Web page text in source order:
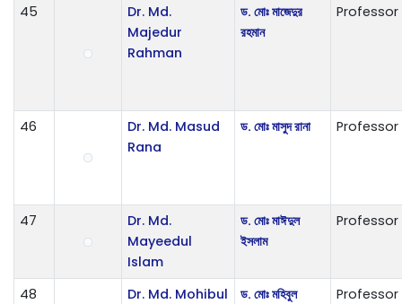
45
Dr. Md.
Majedur
Rahman
ড. মোঃ মাজেদুর
রহমান
Professor
46
Dr. Md. Masud
Rana
ড. মোঃ মাসুদ রানা Professor
47
Dr. Md.
Mayeedul
Islam
ড. মোঃ মাঈদুল
ইসলাম
Professor
48
Dr. Md. Mohibul
ড. মোঃ মহিবুল
Professor